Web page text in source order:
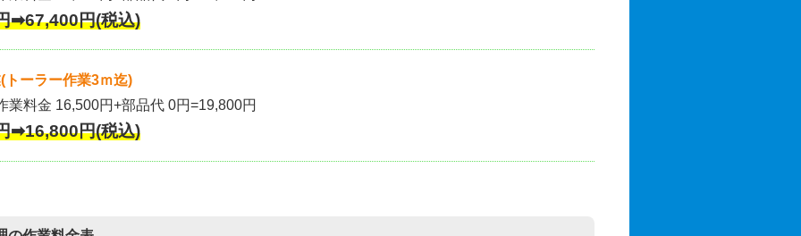
➡67,400円(税込)
トーラー作業3ｍ迄)
業料金 16,500円+部品代 0円=19,800円
➡16,800円(税込)